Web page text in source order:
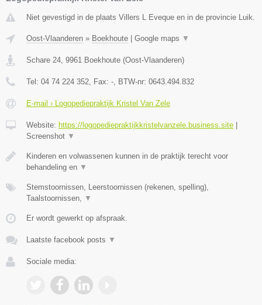
Niet gevestigd in de plaats Villers L Eveque en in de provincie Luik.
Oost-Vlaanderen » Boekhoute | Google maps ▼
Schare 24 9961 Boekhoute (Oost-Vlaanderen)
Tel: 04 74 224 352 , Fax: - , BTW-nr: 0643.494.832
E-mail › Logopediepraktijk Kristel Van Zele
Website: https://logopediepraktijkkristelvanzele.business.site |
Screenshot ▼
Kinderen en volwassenen kunnen in de praktijk terecht voor
behandeling en ▼
Stemstoornissen, Leerstoornissen (rekenen, spelling),
Taalstoornissen,
▼
Er wordt gewerkt op afspraak.
Laatste facebook posts ▼
Sociale media: